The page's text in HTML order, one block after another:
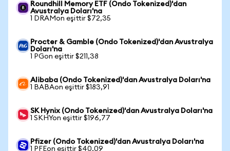
Roundhill Memory ETF (Ondo Tokenized)'dan
Avustralya Doları'na
1 DRAMon eşittir $72,35
Procter & Gamble (Ondo Tokenized)'dan Avustralya
Doları'na
1 PGon eşittir $211,38
Alibaba (Ondo Tokenized)'dan Avustralya Doları'na
1 BABAon eşittir $183,91
SK Hynix (Ondo Tokenized)'dan Avustralya Doları'na
1 SKHYon eşittir $196,77
Pfizer (Ondo Tokenized)'dan Avustralya Doları'na
1 PFEon eşittir $40,09